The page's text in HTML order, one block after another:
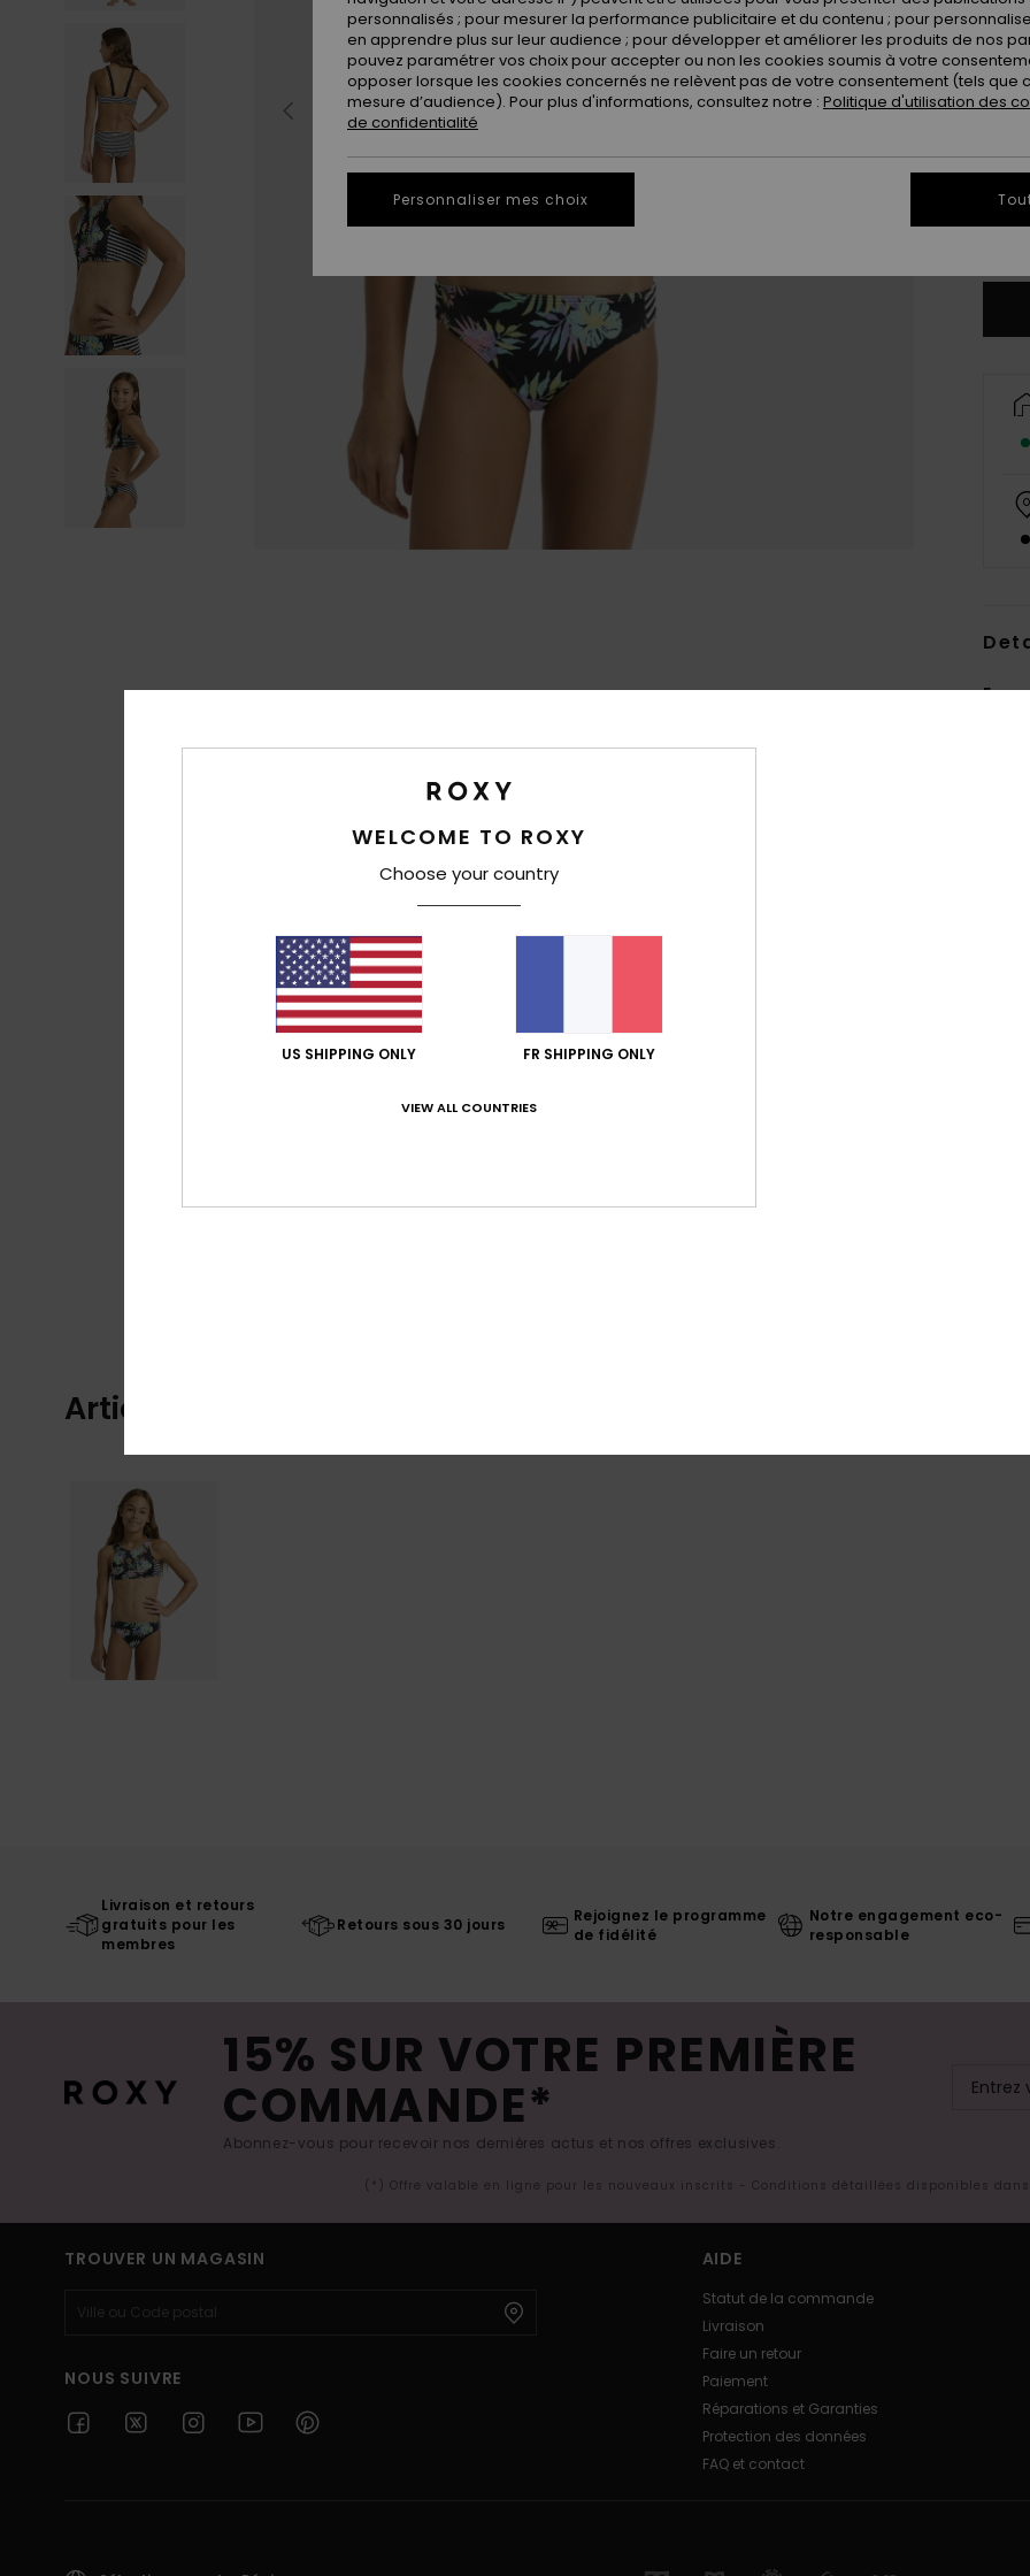
Articles vus récemment
Livraison et retours
gratuits pour les
membres
Retours sous 30 jours
Rejoignez le programme
de fidélité
Notre engagement eco-
responsable
15% SUR VOTRE PREMIÈRE
COMMANDE*
Abonnez-vous pour recevoir nos dernières actus et nos offres exclusives.
(*) Offre valable en ligne pour les nouveaux inscrits - Conditions détaillées disponibles
TROUVER UN MAGASIN
NOUS SUIVRE
AIDE
Statut de la commande
Livraison
Faire un retour
Paiement
Réparations et Garanties
Protection des données
FAQ et contact
WELCOME TO ROXY
Choose your country
US SHIPPING ONLY FR SHIPPING ONLY
VIEW ALL COUNTRIES
personnalisés ; pour mesurer la performance publicitaire et du contenu ; pour
en apprendre plus sur leur audience ; pour développer et améliorer les produits de nos
pouvez paramétrer vos choix pour accepter ou non les cookies soumis à votre
opposer lorsque les cookies concernés ne relèvent pas de votre consentement (tels que
mesure d’audience). Pour plus d'informations, consultez notre : Politique d'utilisation des
de confidentialité
Personnaliser mes choix